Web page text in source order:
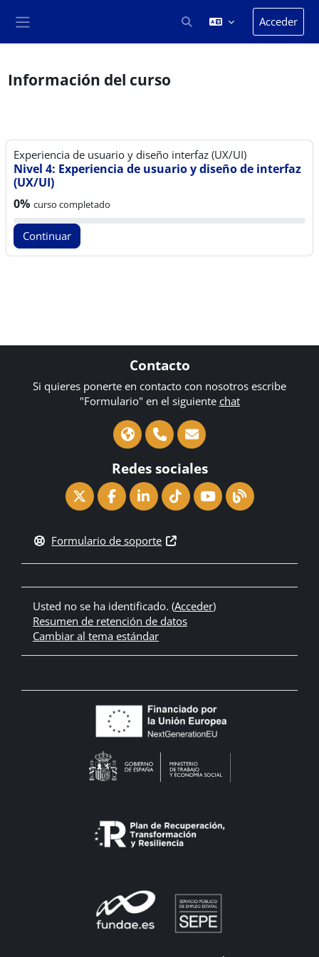
Selector de búsqueda de
Acceder
Información del curso
Experiencia de usuario y diseño interfaz (UX/UI)
Nivel 4: Experiencia de usuario y diseño de interfaz
(UX/UI)
Progreso del curso:
0% curso completado
Continuar
Contacto
Si quieres ponerte en contacto con nosotros escribe
"Formulario" en el siguiente chat
Redes sociales
Formulario de soporte
Usted no se ha identificado. (Acceder)
Resumen de retención de datos
Cambiar al tema estándar